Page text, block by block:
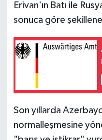
Erivan'ın Batı ile
sonuca göre
Son yıllarda
normalleşmesine